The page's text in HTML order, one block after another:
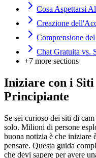
Cosa Aspettarsi
Creazione
Comprensione
Chat Gratuita vs.
+7 more sections
Iniziare con i
Principiante
Se sei curioso dei siti di
solo. Milioni di persone
buona notizia è che iniziare
pensare. Questa guida
che devi sapere per avere